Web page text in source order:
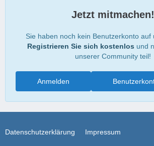
Jetzt mitmachen!
Sie haben noch kein Benutzerkonto auf
Registrieren Sie sich kostenlos und
unserer Community teil!
Anmelden
Datenschutzerklärung Impressum